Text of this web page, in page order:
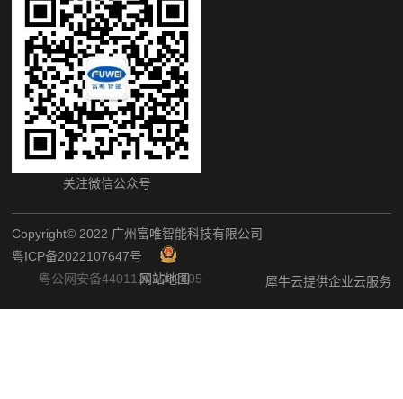
关注微信公众号
Copyright©️ 2022 广州富唯智能科技有限公司
粤ICP备2022107647号
粤公网安备44011202002405
网站地图 犀牛云提供企业云服务